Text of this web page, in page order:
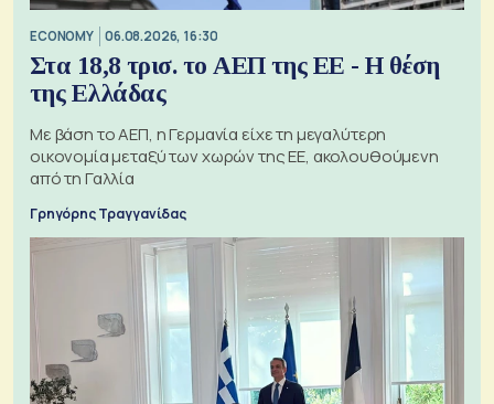
ECONOMY 06.08.2026, 16:30
Στα 18,8 τρισ. το ΑΕΠ της ΕΕ - Η θέση
της Ελλάδας
Με βάση το ΑΕΠ, η Γερμανία είχε τη μεγαλύτερη
οικονομία μεταξύ των χωρών της ΕΕ, ακολουθούμενη
από τη Γαλλία
Γρηγόρης Τραγγανίδας